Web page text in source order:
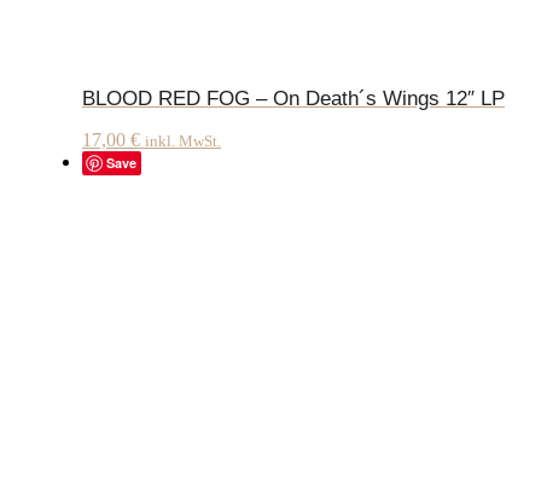
BLOOD RED FOG – On Death´s Wings 12″ LP
17,00 € inkl. MwSt.
Save